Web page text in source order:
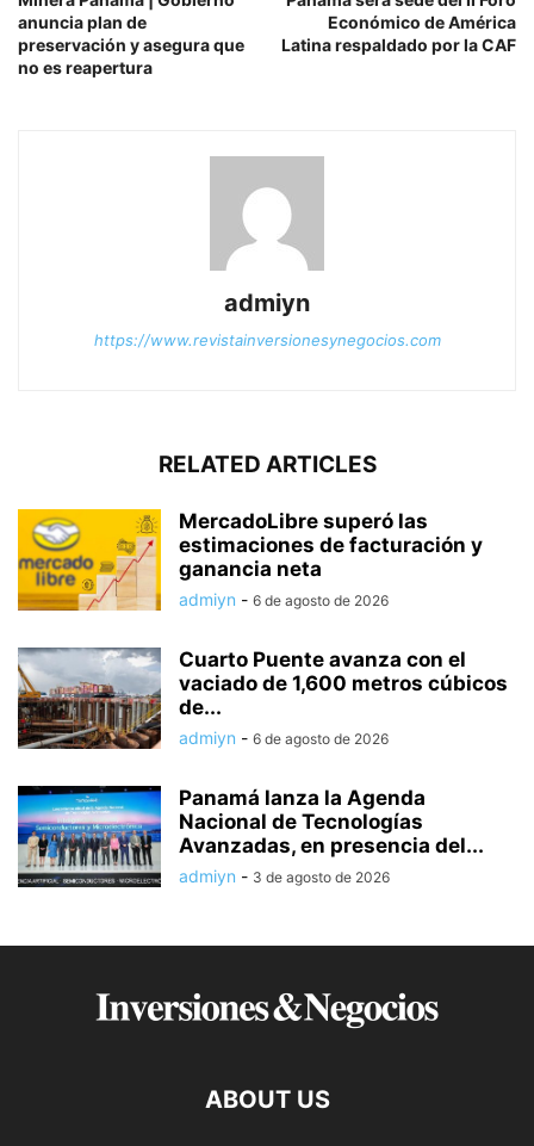
anuncia plan de
preservación y asegura que
no es reapertura
Económico de América
Latina respaldado por la CAF
admiyn
https://www.revistainversionesynegocios.com
RELATED ARTICLES
MercadoLibre superó las
estimaciones de facturación y
ganancia neta
admiyn - 6 de agosto de 2026
Cuarto Puente avanza con el
vaciado de 1,600 metros cúbicos
de...
admiyn - 6 de agosto de 2026
Panamá lanza la Agenda
Nacional de Tecnologías
Avanzadas, en presencia del...
admiyn - 3 de agosto de 2026
ABOUT US